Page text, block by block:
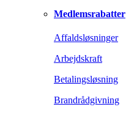
Medlemsrabatter
Affaldsløsninger
Arbejdskraft
Betalingsløsning
Brandrådgivning